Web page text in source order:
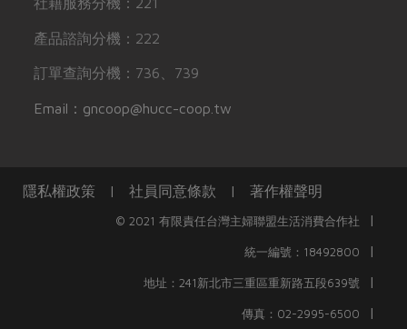
產品諮詢分機：222
訂單查詢分機：736、739
Email：gncoop@hucc-coop.tw
隱私權政策 | 社員同意條款 | 著作權聲明
© 2021 有限責任台灣主婦聯盟生活消費合作社 |
統一編號：18492800 |
地址：241新北市三重區重新路五段639號 |
傳真：02-2995-6500 |